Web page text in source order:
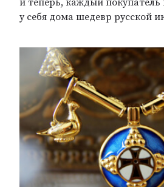
у себя дома шедевр русской